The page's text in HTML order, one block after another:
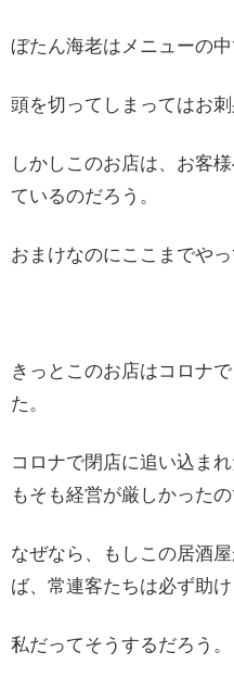
ぼたん海老はメニューの中
頭を切ってしまってはお
しかしこのお店は、お客
ているのだろう。
おまけなのにここまでや
きっとこのお店はコロナ
た。
コロナで閉店に追い込ま
もそも経営が厳しかった
なぜなら、もしこの居酒
ば、常連客たちは必ず助け
私だってそうするだろう。